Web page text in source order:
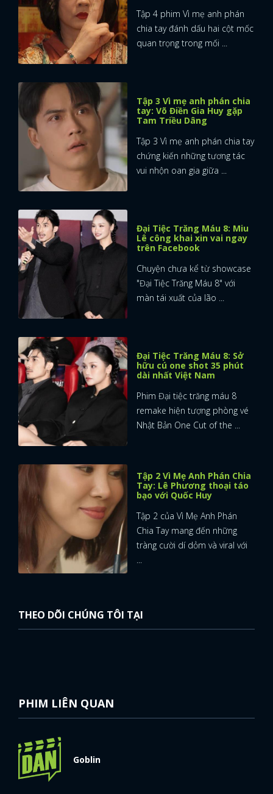
Tập 4 phim Vì mẹ anh phán
chia tay đánh dấu hai cột mốc
quan trọng trong mối ...
Tập 3 Vì mẹ anh phán chia
tay: Võ Điền Gia Huy gặp
Tam Triều Dâng
Tập 3 Vì mẹ anh phán chia tay
chứng kiến những tương tác
vui nhộn oan gia giữa ...
Đại Tiệc Trăng Máu 8: Miu
Lê công khai xin vai ngay
trên Facebook
Chuyện chưa kể từ showcase
"Đại Tiệc Trăng Máu 8" với
màn tái xuất của lão ...
Đại Tiệc Trăng Máu 8: Sở
hữu cú one shot 35 phút
dài nhất Việt Nam
Phim Đại tiệc trăng máu 8
remake hiện tượng phòng vé
Nhật Bản One Cut of the ...
Tập 2 Vì Mẹ Anh Phán Chia
Tay: Lê Phương thoại táo
bạo với Quốc Huy
Tập 2 của Vì Mẹ Anh Phán
Chia Tay mang đến những
tràng cười dí dỏm và viral với
...
THEO DÕI CHÚNG TÔI TẠI
PHIM LIÊN QUAN
Goblin